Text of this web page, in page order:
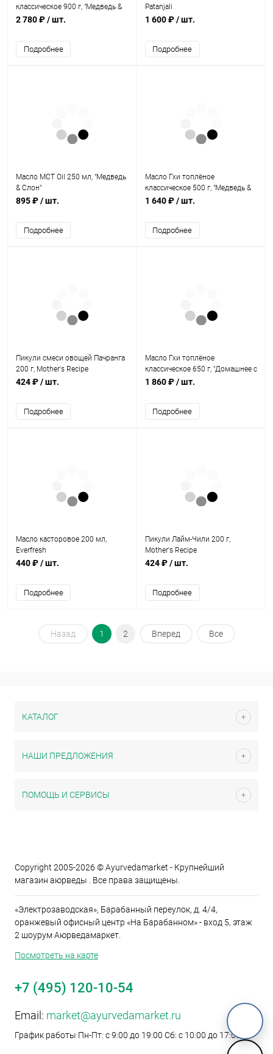
M
классическое 900 г, "Медведь &
Слон"
2 780 ₽/ шт.
Подробнее
Patanjali
1 600 ₽/ шт.
Подробнее
Масло МСТ Oil 250 мл, "Медведь
& Слон"
895 ₽/ шт.
Подробнее
Масло Гхи топлёное
классическое 500 г, "Медведь &
Слон"
1 640 ₽/ шт.
Подробнее
Пикули смеси овощей Пачранга
200 г, Mother's Recipe
424 ₽/ шт.
Подробнее
Масло Гхи топлёное
классическое 650 г, "Домашнее с
любовью"
1 860 ₽/ шт.
Подробнее
Масло касторовое 200 мл,
Everfresh
440 ₽/ шт.
Подробнее
Пикули Лайм-Чили 200 г,
Mother's Recipe
424 ₽/ шт.
Подробнее
Назад 1 2 Вперед Все
КАТАЛОГ
НАШИ ПРЕДЛОЖЕНИЯ
ПОМОЩЬ И СЕРВИСЫ
Copyright 2005-2026 © Ayurvedamarket - Крупнейший
магазин аюрведы . Все права защищены.
«Электрозаводская», Барабанный переулок, д. 4/4,
оранжевый офисный центр «На Барабанном» - вход 5, этаж
2 шоурум Аюрведамаркет.
Посмотреть на карте
+7 (495) 120-10-54
Email: market@ayurvedamarket.ru
График работы Пн-Пт: с 9:00 до 19:00 Сб: с 10:00 до 17:00